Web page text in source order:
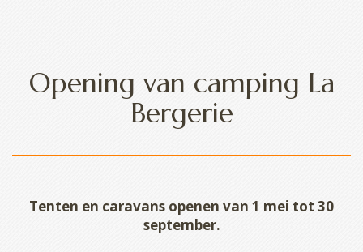
Opening van camping La
Bergerie
Tenten en caravans openen van 1 mei tot 30
september.